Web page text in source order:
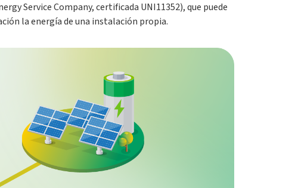
Service Company, certificada UNI11352), que puede
la energía de una instalación propia.